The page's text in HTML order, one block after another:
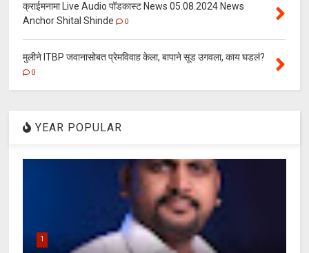
क्राईमनामा Live Audio पॉडकास्ट News 05.08.2024 News
Anchor Shital Shinde
0
मुलीने ITBP जवानासोबत प्रेमविवाह केला, बापाने सूड उगवला, काय घडलं?
0
YEAR POPULAR
1